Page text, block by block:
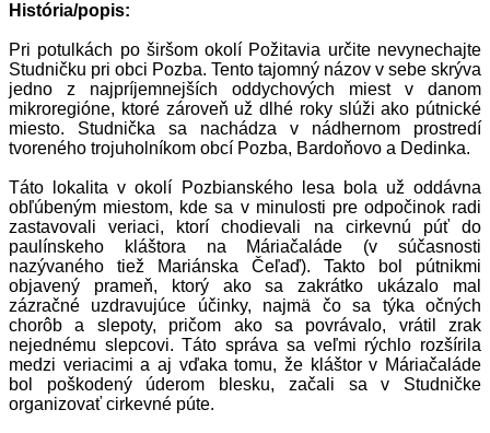
História/popis:
Pri potulkách po širšom okolí Požitavia určite nevynechajte
Studničku pri obci Pozba. Tento tajomný názov v sebe skrýva
jedno z najpríjemnejších oddychových miest v danom
mikroregióne, ktoré zároveň už dlhé roky slúži ako pútnické
miesto. Studnička sa nachádza v nádhernom prostredí
tvoreného trojuholníkom obcí Pozba, Bardoňovo a Dedinka.
Táto lokalita v okolí Pozbianského lesa bola už oddávna
obľúbeným miestom, kde sa v minulosti pre odpočinok radi
zastavovali veriaci, ktorí chodievali na cirkevnú púť do
paulínskeho kláštora na Máriačaláde (v súčasnosti
nazývaného tiež Mariánska Čeľaď). Takto bol pútnikmi
objavený prameň, ktorý ako sa zakrátko ukázalo mal
zázračné uzdravujúce účinky, najmä čo sa týka očných
chorôb a slepoty, pričom ako sa povrávalo, vrátil zrak
nejednému slepcovi. Táto správa sa veľmi rýchlo rozšírila
medzi veriacimi a aj vďaka tomu, že kláštor v Máriačaláde
bol poškodený úderom blesku, začali sa v Studničke
organizovať cirkevné púte.